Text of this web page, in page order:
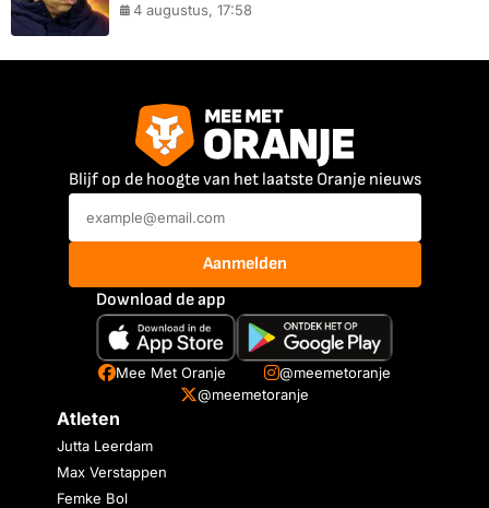
4 augustus, 17:58
Blijf op de hoogte van het laatste Oranje nieuws
Aanmelden
Download de app
Mee Met Oranje
@meemetoranje
@meemetoranje
Atleten
Jutta Leerdam
Max Verstappen
Femke Bol